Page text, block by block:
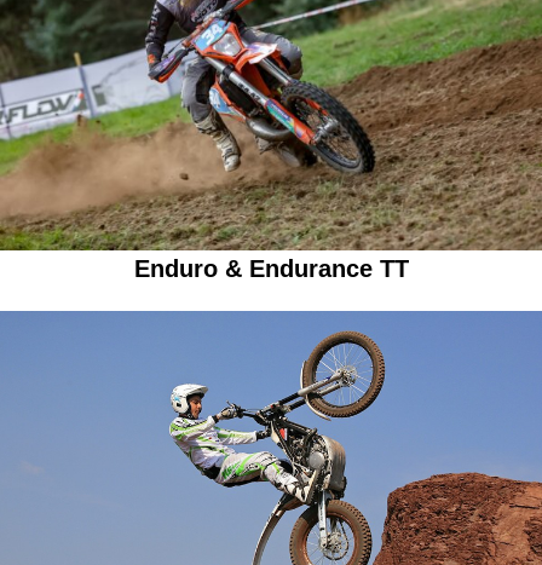
Enduro & Endurance TT